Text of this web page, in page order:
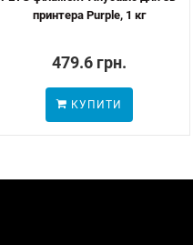
принтера Purple, 1 кг
479.6 грн.
КУПИТИ